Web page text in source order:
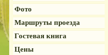
Фото
Маршруты проезда
Гостевая книга
Цены